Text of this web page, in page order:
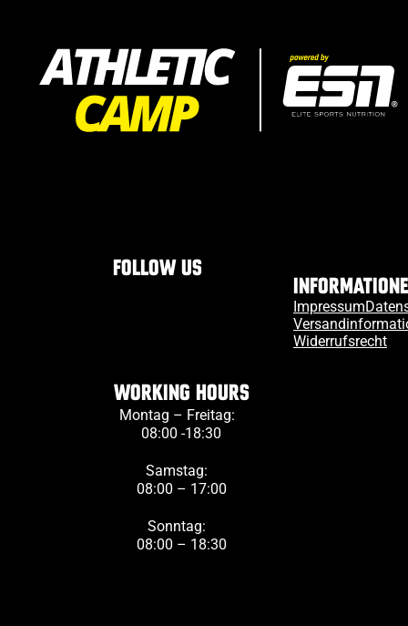
Follow us
Impressum
Widerrufsrecht
Working Hours
Montag – Freitag:
08:00 -18:30
Samstag:
08:00 – 17:00
Sonntag:
08:00 – 18:30